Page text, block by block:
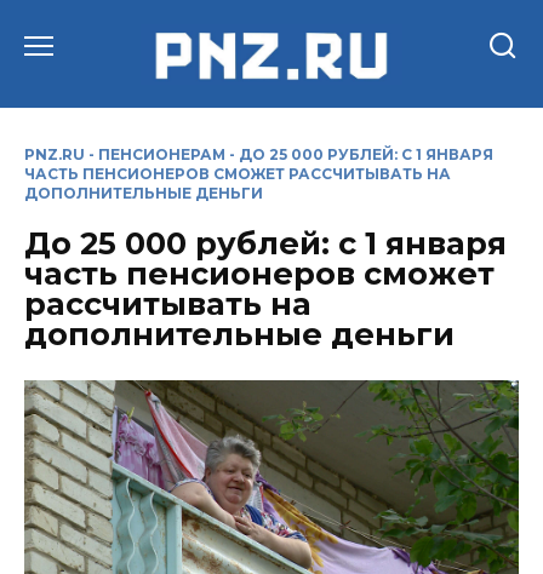
PNZ.RU - ПЕНСИОНЕРАМ - ДО 25 000 РУБЛЕЙ: С 1 ЯНВАРЯ
ЧАСТЬ ПЕНСИОНЕРОВ СМОЖЕТ РАССЧИТЫВАТЬ НА
ДОПОЛНИТЕЛЬНЫЕ ДЕНЬГИ
До 25 000 рублей: с 1 января
часть пенсионеров сможет
рассчитывать на
дополнительные деньги